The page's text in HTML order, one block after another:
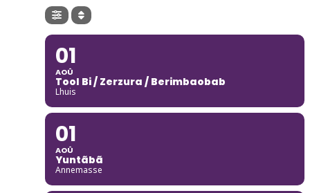
01
AOÛ
Tool Bi / Zerzura / Berimbaobab
Lhuis
01
AOÛ
Yuntãbã
Annemasse